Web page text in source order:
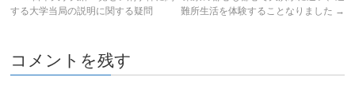
する大学当局の説明に関する疑問
難所生活を体験することなりました →
コメントを残す